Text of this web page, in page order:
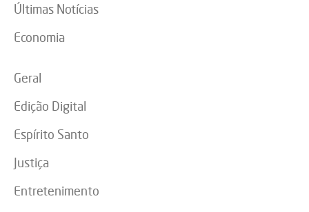
Últimas Notícias
Economia
Geral
Edição Digital
Espírito Santo
Justiça
Entretenimento